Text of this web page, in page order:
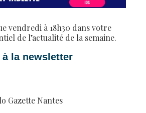
vendredi à 18h30 dans votre
de l’actualité de la semaine.
la newsletter
Gazette Nantes